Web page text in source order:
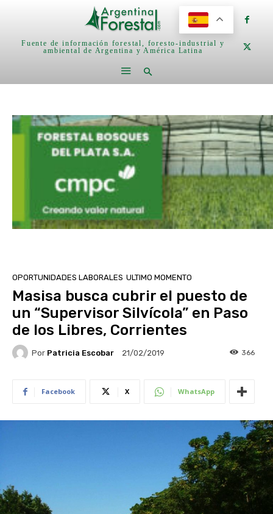
Fuente de información forestal, foresto-industrial y
ambiental de Argentina y América Latina
OPORTUNIDADES LABORALES ULTIMO MOMENTO
Masisa busca cubrir el puesto de
un “Supervisor Silvícola” en Paso
de los Libres, Corrientes
Por Patricia Escobar 21/02/2019 366
Facebook X WhatsApp